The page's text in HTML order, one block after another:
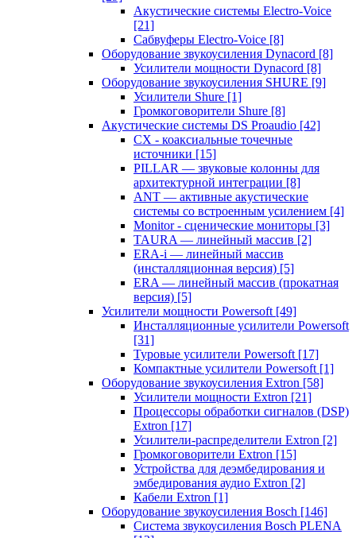
Акустические системы Electro-Voice
[21]
Сабвуферы Electro-Voice [8]
Оборудование звукоусиления Dynacord [8]
Усилители мощности Dynacord [8]
Оборудование звукоусиления SHURE [9]
Усилители Shure [1]
Громкоговорители Shure [8]
Акустические системы DS Proaudio [42]
CX - коаксиальные точечные
источники [15]
PILLAR — звуковые колонны для
архитектурной интеграции [8]
ANT — активные акустические
системы со встроенным усилением [4]
Monitor - сценические мониторы [3]
TAURA — линейный массив [2]
ERA-i — линейный массив
(инсталляционная версия) [5]
ERA — линейный массив (прокатная
версия) [5]
Усилители мощности Powersoft [49]
Инсталляционные усилители Powersoft
[31]
Туровые усилители Powersoft [17]
Компактные усилители Powersoft [1]
Оборудование звукоусиления Extron [58]
Усилители мощности Extron [21]
Процессоры обработки сигналов (DSP)
Extron [17]
Усилители-распределители Extron [2]
Громкоговорители Extron [15]
Устройства для деэмбедирования и
эмбедирования аудио Extron [2]
Кабели Extron [1]
Оборудование звукоусиления Bosch [146]
Система звукоусиления Bosch PLENA